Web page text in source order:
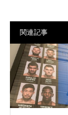
関連記事